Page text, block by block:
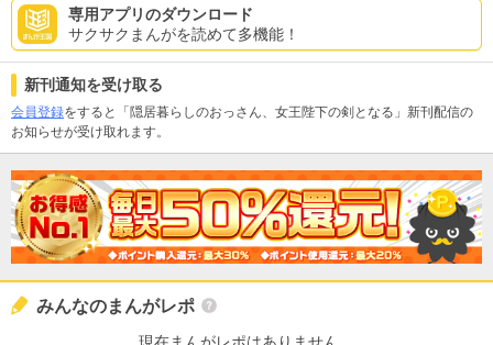
専用アプリのダウンロード
サクサクまんがを読めて多機能！
新刊通知を受け取る
会員登録をすると「隠居暮らしのおっさん、女王陛下の剣となる」新刊配信の
お知らせが受け取れます。
みんなのまんがレポ